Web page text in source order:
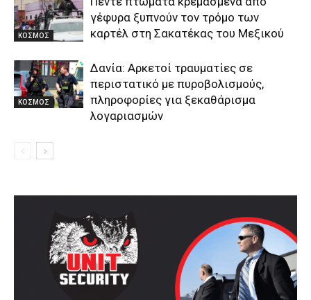
ΚΟΣΜΟΣ
γέφυρα ξυπνούν τον τρόμο των
καρτέλ στη Σακατέκας του Μεξικού
ΚΟΣΜΟΣ
Δανία: Αρκετοί τραυματίες σε
περιστατικό με πυροβολισμούς,
πληροφορίες για ξεκαθάρισμα
λογαριασμών